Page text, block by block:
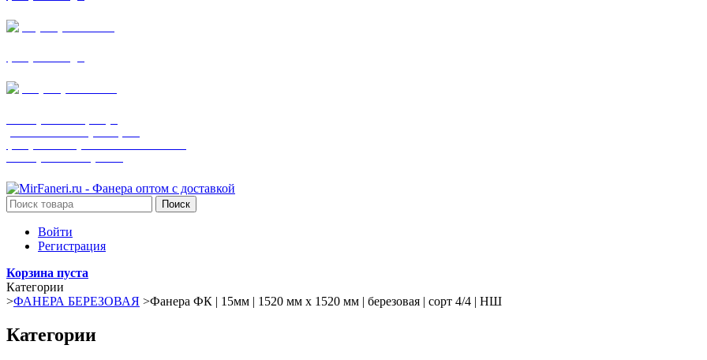
Поиск
Войти
Регистрация
Корзина пуста
Категории
>ФАНЕРА БЕРЕЗОВАЯ >Фанера ФК | 15мм | 1520 мм х 1520 мм | березовая | сорт 4/4 | НШ
Категории